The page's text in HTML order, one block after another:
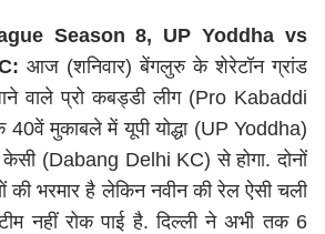
Season 8, UP Yoddha vs
: आज (शनिवार) बेंगलुरु के शेरेटॉन ग्रांड
वाले प्रो कबड्डी लीग (Pro Kabaddi
मुकाबले में यूपी योद्धा (UP Yoddha)
केसी (Dabang Delhi KC) से होगा. दोनों
की भरमार है लेकिन नवीन की रेल ऐसी चली
नहीं रोक पाई है. दिल्ली ने अभी तक 6